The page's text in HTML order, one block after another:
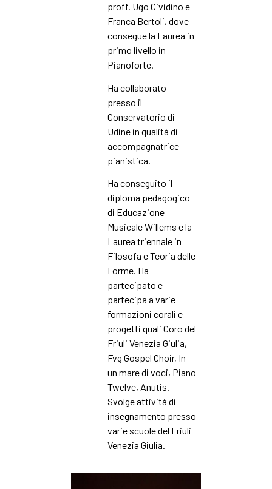
proff. Ugo Cividino e
Franca Bertoli, dove
consegue la Laurea in
primo livello in
Pianoforte.
Ha collaborato
presso il
Conservatorio di
Udine in qualità di
accompagnatrice
pianistica.
Ha conseguito il
diploma pedagogico
di Educazione
Musicale Willems e la
Laurea triennale in
Filosofa e Teoria delle
Forme. Ha
partecipato e
partecipa a varie
formazioni corali e
progetti quali Coro del
Friuli Venezia Giulia,
Fvg Gospel Choir, In
un mare di voci, Piano
Twelve, Anutis.
Svolge attività di
insegnamento presso
varie scuole del Friuli
Venezia Giulia.